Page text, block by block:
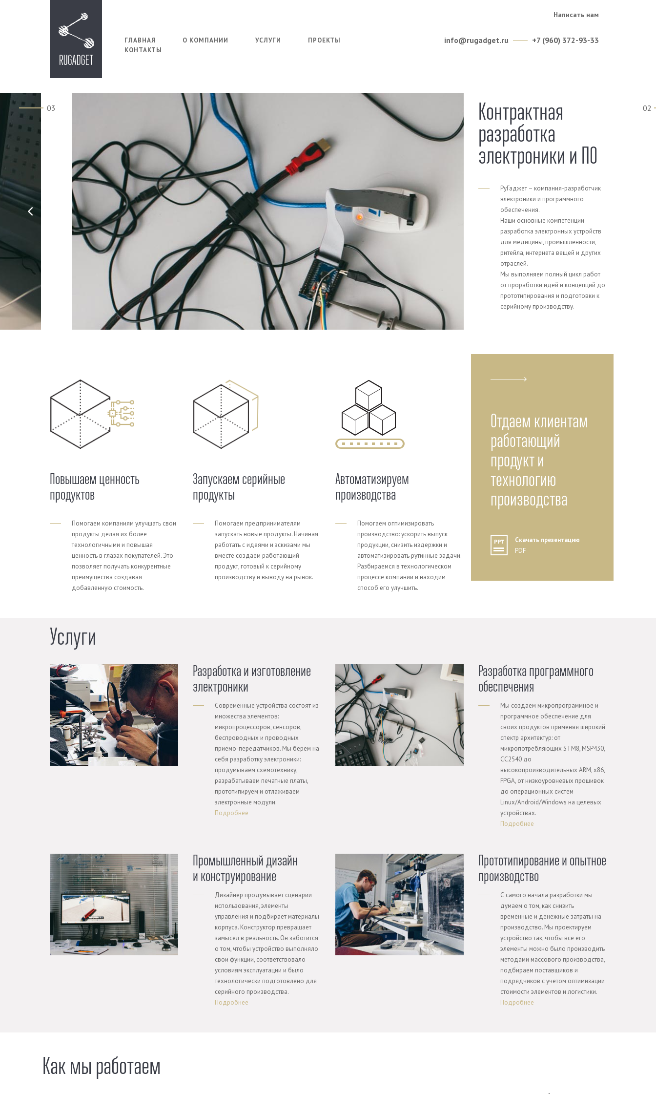
Написать нам
ГЛАВНАЯ О КОМПАНИИ УСЛУГИ
ПРОЕКТЫ
КОНТАКТЫ
info@rugadget.ru +7 (960) 372-93-33
Контрактная
разработка
электроники и ПО
РуГаджет – компания-разработчик
электроники и программного
обеспечения.
Наши основные компетенции –
разработка электронных устройств
для медицины, промышленности,
ритейла, интернета вещей и других
отраслей.
Мы выполняем полный цикл работ
от проработки идей и концепций до
прототипирования и подготовки к
серийному производству.
03 02
Повышаем ценность
продуктов
Помогаем компаниям улучшать свои
продукты делая их более
технологичными и повышая
ценность в глазах покупателей. Это
позволяет получать конкурентные
преимущества создавая
добавленную стоимость.
Запускаем серийные
продукты
Помогаем предпринимателям
запускать новые продукты. Начиная
работать с идеями и эскизами мы
вместе создаем работающий
продукт, готовый к серийному
производству и выводу на рынок.
Автоматизируем
производства
Помогаем оптимизировать
производство: ускорить выпуск
продукции, снизить издержки и
автоматизировать рутинные задачи.
Разбираемся в технологическом
процессе компании и находим
способ его улучшить.
Отдаем клиентам
работающий
продукт и
технологию
производства
Скачать презентацию
PDF
Услуги
Разработка и изготовление
электроники
Современные устройства состоят из
множества элементов:
микропроцессоров, сенсоров,
беспроводных и проводных
приемо-передатчиков. Мы берем на
себя разработку электроники:
продумываем схемотехнику,
разрабатываем печатные платы,
прототипируем и отлаживаем
электронные модули.
Подробнее
Разработка программного
обеспечения
Мы создаем микропрограммное и
программное обеспечение для
своих продуктов применяя широкий
спектр архитектур: от
микропотребляющих STM8, MSP430,
CC2540 до
высокопроизводительных ARM, x86,
FPGA, от низкоуровневых прошивок
до операционных систем
Linux/Android/Windows на целевых
устройствах.
Подробнее
Промышленный дизайн
и конструирование
Дизайнер продумывает сценарии
использования, элементы
управления и подбирает материалы
корпуса. Конструктор превращает
замысел в реальность. Он заботится
о том, чтобы устройство выполняло
свои функции, соответствовало
условиям эксплуатации и было
технологически подготовлено для
серийного производства.
Подробнее
Прототипирование и опытное
производство
С самого начала разработки мы
думаем о том, как снизить
временные и денежные затраты на
производство. Мы проектируем
устройство так, чтобы все его
элементы можно было производить
методами массового производства,
подбираем поставщиков и
подрядчиков с учетом оптимизации
стоимости элементов и логистики.
Подробнее
Как мы работаем